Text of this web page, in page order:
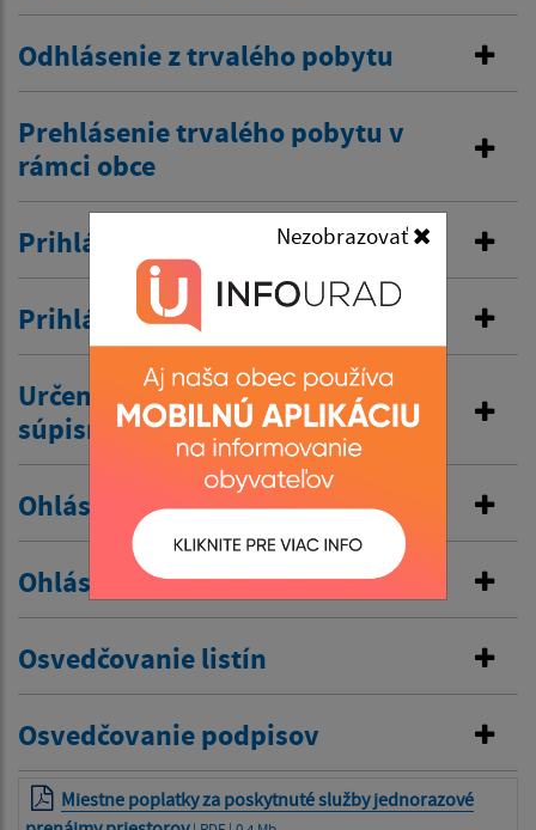
Nezobrazovať
Odhlásenie z trvalého pobytu
Prehlásenie trvalého pobytu v
rámci obce
Prihlásenie na prechodný pobyt
Prihlásenie na trvalý pobyt
Určenie, zmena alebo zrušenie
súpisného a orientačného čísla
Ohlásenie udržiavacích prác
Ohlásenie drobnej stavby
Osvedčovanie listín
Osvedčovanie podpisov
Miestne poplatky za poskytnuté služby jednorazové